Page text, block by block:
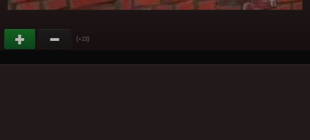
(+23)